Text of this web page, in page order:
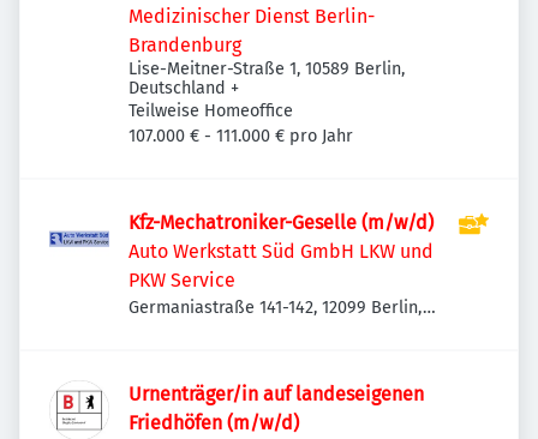
Medizinischer Dienst Berlin-
Brandenburg
Lise-Meitner-Straße 1, 10589 Berlin,
Deutschland +
Teilweise Homeoffice
107.000 € - 111.000 € pro Jahr
Kfz-Mechatroniker-Geselle (m/w/d)
Auto Werkstatt Süd GmbH LKW und
PKW Service
Germaniastraße 141-142, 12099 Berlin,
Urnenträger/in auf landeseigenen
Friedhöfen (m/w/d)